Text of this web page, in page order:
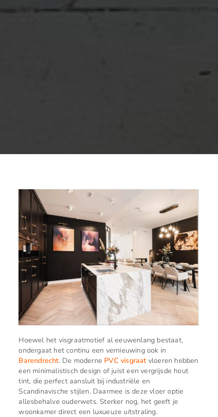
Hoewel het visgraatmotief al eeuwenlang bestaat,
ondergaat het continu een vernieuwing ook in
Barendrecht. De moderne PVC visgraatvloeren hebben
een minimalistisch design of juist een vergrijsde hout
tint, die perfect aansluit bij industriële en
Scandinavische stijlen. Daarmee is deze vloer optie
allesbehalve ouderwets. Sterker nog, het geeft je
woonkamer direct een luxueuze uitstraling.